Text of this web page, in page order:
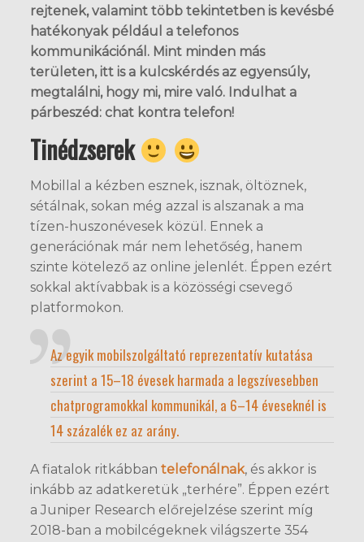
rejtenek, valamint több tekintetben is kevésbé
hatékonyak például a telefonos
kommunikációnál. Mint minden más
területen, itt is a kulcskérdés az egyensúly,
megtalálni, hogy mi, mire való. Indulhat a
párbeszéd: chat kontra telefon!
Tinédzserek
Mobillal a kézben esznek, isznak, öltöznek,
sétálnak, sokan még azzal is alszanak a ma
tízen-huszonévesek közül. Ennek a
generációnak már nem lehetőség, hanem
szinte kötelező az online jelenlét. Éppen ezért
sokkal aktívabbak is a közösségi csevegő
platformokon.
Az egyik mobilszolgáltató reprezentatív kutatása
szerint a 15–18 évesek harmada a legszívesebben
chatprogramokkal kommunikál, a 6–14 éveseknél is
14 százalék ez az arány.
A fiatalok ritkábban telefonálnak, és akkor is
inkább az adatkeretük „terhére”. Éppen ezért
a Juniper Research előrejelzése szerint míg
2018-ban a mobilcégeknek világszerte 354